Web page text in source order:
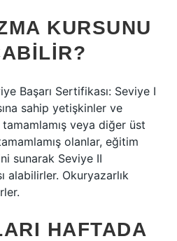
KURSUNU
Başarı Sertifikası: Seviye I
sahip yetişkinler ve
tamamlamış veya diğer üst
olanlar, eğitim
sunarak Seviye II
alabilirler. Okuryazarlık
HAFTADA